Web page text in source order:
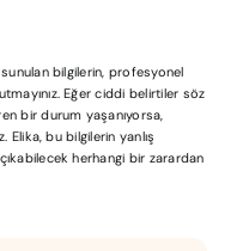
bilgilerin, profesyonel
Eğer ciddi belirtiler söz
bir durum yaşanıyorsa,
Elika, bu bilgilerin yanlış
herhangi bir zarardan